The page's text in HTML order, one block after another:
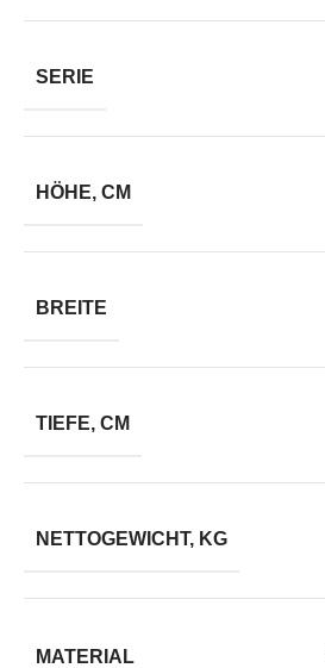
SERIE
HÖHE, CM
BREITE
TIEFE, CM
NETTOGEWICHT, KG
MATERIAL